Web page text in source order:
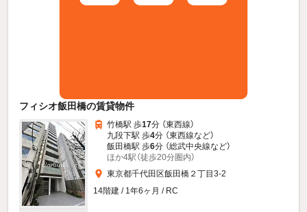
フィシオ飯田橋の賃貸物件
竹橋駅 歩17分 （東西線）
九段下駅 歩4分 （東西線など）
飯田橋駅 歩6分 （総武中央線など）
ほか4駅（徒歩20分圏内）
東京都千代田区飯田橋２丁目3-2
14階建 / 1年6ヶ月 / RC